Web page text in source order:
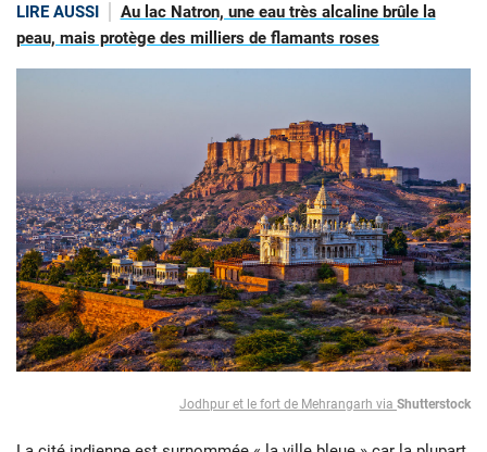
LIRE AUSSI
Au lac Natron, une eau très alcaline brûle la
peau, mais protège des milliers de flamants roses
Jodhpur et le fort de Mehrangarh via Shutterstock